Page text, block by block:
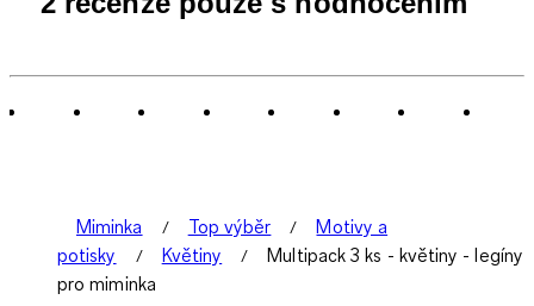
ze
Miminka Top výběr
Motivy a
potisky
Květiny
Multipack 3 ks - květiny - legíny
pro miminka